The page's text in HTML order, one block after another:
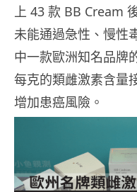
上 43 款 BB Cream
未能通過急性、慢性
中一款歐洲知名品牌
每克的類雌激素含量
增加患癌風險。